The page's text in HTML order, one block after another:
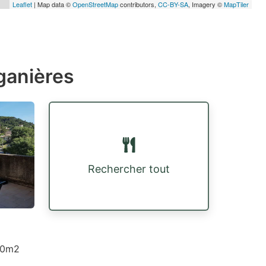
Leaflet | Map data ©OpenStreetMapcontributors, CC-BY-SA, Imagery ©MapTiler
Rechercher tout